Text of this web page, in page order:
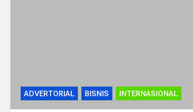
ADVERTORIAL BISNIS INTERNASIONAL